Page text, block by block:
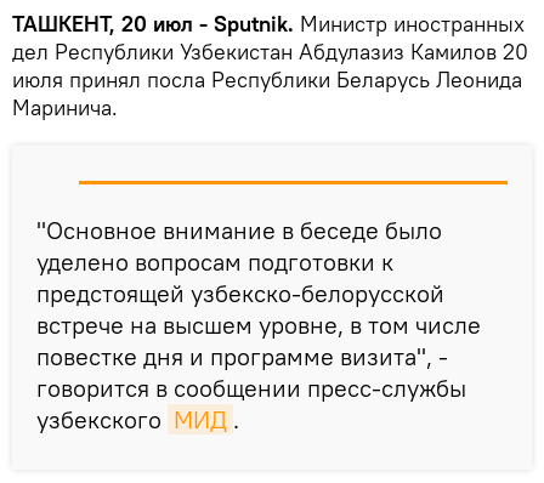
ТАШКЕНТ, 20 июл - Sputnik. Министр иностранных
дел Республики Узбекистан Абдулазиз Камилов 20
июля принял посла Республики Беларусь Леонида
Маринича.
"Основное внимание в беседе было
уделено вопросам подготовки к
предстоящей узбекско-белорусской
встрече на высшем уровне, в том числе
повестке дня и программе визита", -
говорится в сообщении пресс-службы
узбекского МИД .